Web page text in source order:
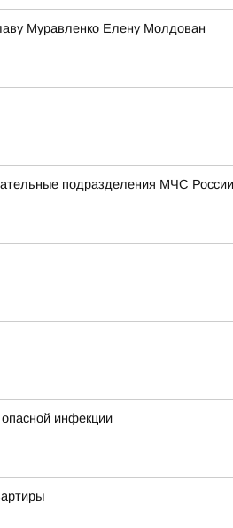
Муравленко Елену Молдован
подразделения МЧС
инфекции